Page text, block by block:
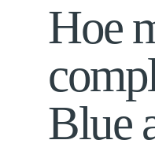
Hoe
Blue